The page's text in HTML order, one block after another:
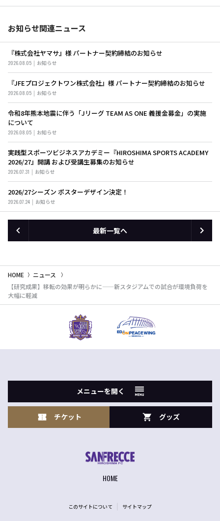
お知らせ関連ニュース
『株式会社ヤマサ』様 パートナー契約締結のお知らせ
2026.08.05 お知らせ
『JFEプロジェクトワン株式会社』様 パートナー契約締結のお知らせ
2026.08.05 お知らせ
令和8年熊本地震に伴う「Jリーグ TEAM AS ONE 義援金募金」の実施
について
2026.08.05 お知らせ
実践型スポーツビジネスアカデミー『HIROSHIMA SPORTS ACADEMY
2026/27』開講 および受講生募集のお知らせ
2026.07.31 お知らせ
2026/27シーズン ポスターデザイン決定！
2026.07.24 お知らせ
最新一覧へ
HOME
ニュース
【研究成果】移転の効果が明らかに——新スタジアムでの試合が環境負荷を
大幅に軽減
メニューを開く
チケット グッズ
HOME
このサイトについて サイトマップ